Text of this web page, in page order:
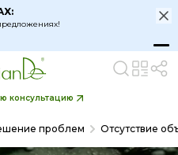
консультацию
проблем Отсутствие